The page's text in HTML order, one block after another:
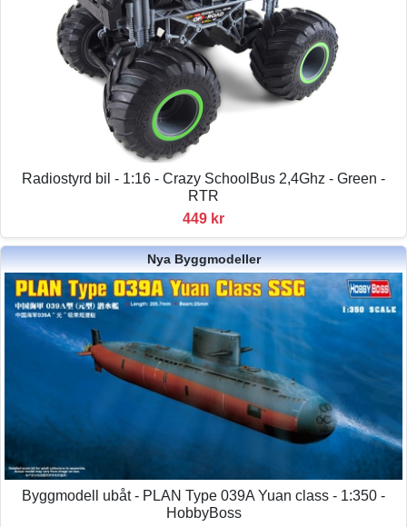
Radiostyrd bil - 1:16 - Crazy SchoolBus 2,4Ghz - Green -
RTR
449 kr
Nya Byggmodeller
Byggmodell ubåt - PLAN Type 039A Yuan class - 1:350 -
HobbyBoss